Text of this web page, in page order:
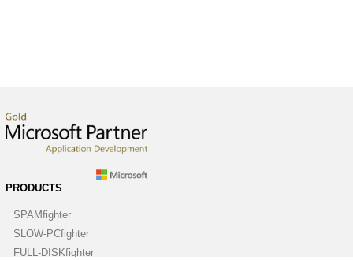
PRODUCTS
SPAMfighter
SLOW-PCfighter
FULL-DISKfighter